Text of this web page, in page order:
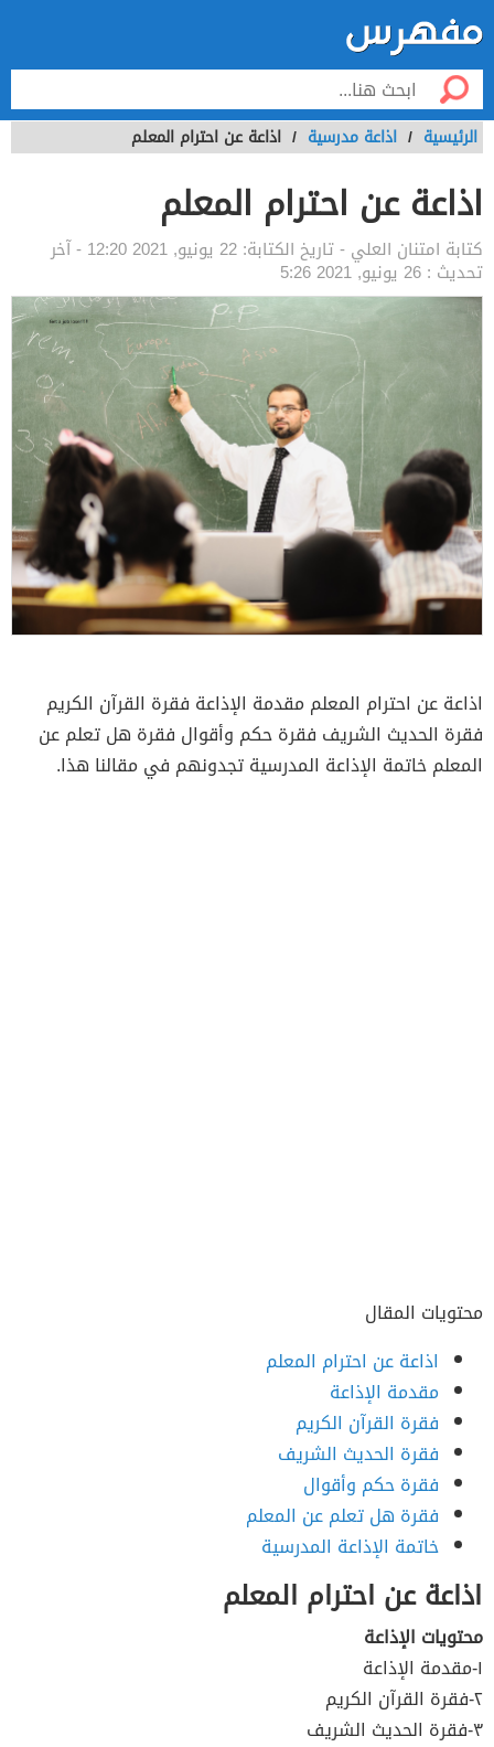
الرئيسية / اذاعة مدرسية / اذاعة عن احترام المعلم
اذاعة عن احترام المعلم
كتابة امتنان العلي - تاريخ الكتابة: 22 يونيو, 2021 12:20 - آخر
تحديث : 26 يونيو, 2021 5:26
اذاعة عن احترام المعلم مقدمة الإذاعة فقرة القرآن الكريم
فقرة الحديث الشريف فقرة حكم وأقوال فقرة هل تعلم عن
المعلم خاتمة الإذاعة المدرسية تجدونهم في مقالنا هذا.
محتويات المقال
اذاعة عن احترام المعلم
مقدمة الإذاعة
فقرة القرآن الكريم
فقرة الحديث الشريف
فقرة حكم وأقوال
فقرة هل تعلم عن المعلم
خاتمة الإذاعة المدرسية
اذاعة عن احترام المعلم
محتويات الإذاعة
١-مقدمة الإذاعة
٢-فقرة القرآن الكريم
٣-فقرة الحديث الشريف